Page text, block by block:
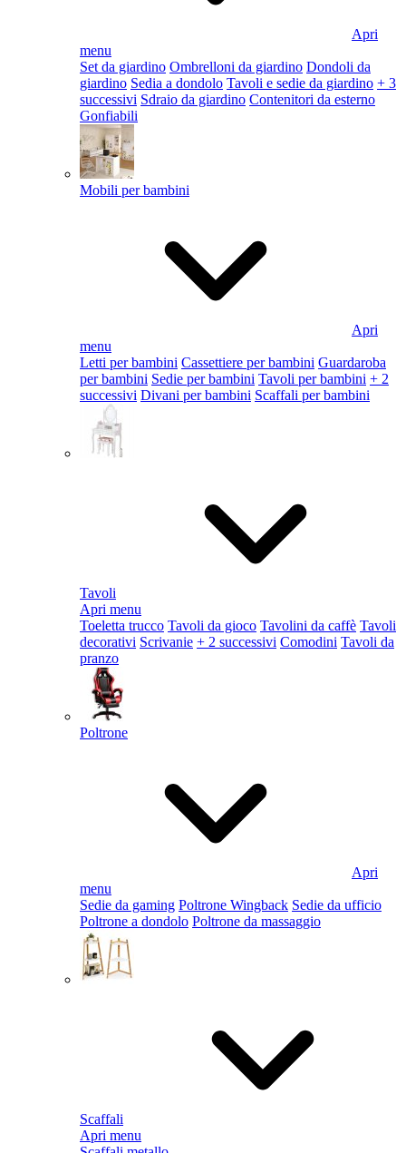
Apri
menu
Set da giardino Ombrelloni da giardino Dondoli da
giardino Sedia a dondolo Tavoli e sedie da giardino + 3
successivi Sdraio da giardino Contenitori da esterno
Gonfiabili
Mobili per bambini
Apri
menu
Letti per bambini Cassettiere per bambini Guardaroba
per bambini Sedie per bambini Tavoli per bambini + 2
successivi Divani per bambini Scaffali per bambini
Tavoli
Apri menu
Toeletta trucco Tavoli da gioco Tavolini da caffè Tavoli
decorativi Scrivanie + 2 successivi Comodini Tavoli da
pranzo
Poltrone
Apri
menu
Sedie da gaming Poltrone Wingback Sedie da ufficio
Poltrone a dondolo Poltrone da massaggio
Scaffali
Apri menu